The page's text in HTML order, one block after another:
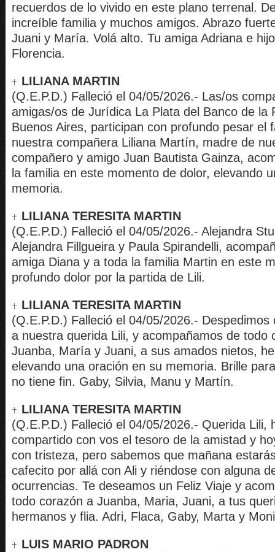
recuerdos de lo vivido en este plano terrenal.
increíble familia y muchos amigos. Abrazo
Juani y María. Volá alto. Tu amiga Adriana e
Florencia.
LILIANA MARTIN
(Q.E.P.D.) Falleció el 04/05/2026.- Las/os
amigas/os de Jurídica La Plata del Banco de la
Buenos Aires, participan con profundo pesar el
nuestra compañera Liliana Martín, madre de
compañero y amigo Juan Bautista Gainza,
la familia en este momento de dolor, elevando
memoria.
LILIANA TERESITA MARTIN
(Q.E.P.D.) Falleció el 04/05/2026.- Alejandra
Alejandra Fillgueira y Paula Spirandelli,
amiga Diana y a toda la familia Martin en este
profundo dolor por la partida de Lili.
LILIANA TERESITA MARTIN
(Q.E.P.D.) Falleció el 04/05/2026.-
a nuestra querida Lili, y acompañamos de todo
Juanba, María y Juani, a sus amados nietos,
elevando una oración en su memoria. Brille
no tiene fin. Gaby, Silvia, Manu y Martín.
LILIANA TERESITA MARTIN
(Q.E.P.D.) Falleció el 04/05/2026.- Querida Lili,
compartido con vos el tesoro de la amistad y
con tristeza, pero sabemos que mañana
cafecito por allá con Ali y riéndose con alguna
ocurrencias. Te deseamos un Feliz Viaje y
todo corazón a Juanba, Maria, Juani, a tus
hermanos y flia. Adri, Flaca, Gaby, Marta y
LUIS MARIO PADRON